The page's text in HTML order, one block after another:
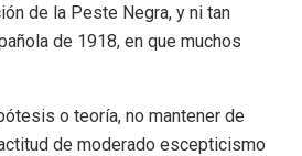
de la Peste Negra, y ni tan
de 1918, en que muchos
o teoría, no mantener de
de moderado escepticismo